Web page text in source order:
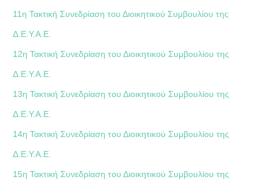
11η Τακτική Συνεδρίαση του Διοικητικού Συμβουλίου της
Δ.Ε.Υ.Α.Ε.
12η Τακτική Συνεδρίαση του Διοικητικού Συμβουλίου της
Δ.Ε.Υ.Α.Ε.
13η Τακτική Συνεδρίαση του Διοικητικού Συμβουλίου της
Δ.Ε.Υ.Α.Ε.
14η Τακτική Συνεδρίαση του Διοικητικού Συμβουλίου της
Δ.Ε.Υ.Α.Ε.
15η Τακτική Συνεδρίαση του Διοικητικού Συμβουλίου της